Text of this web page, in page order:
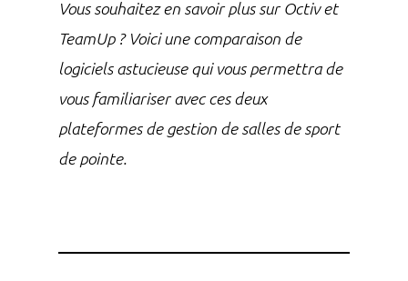
Vous souhaitez en savoir plus sur Octiv et
TeamUp ? Voici une comparaison de
logiciels astucieuse qui vous permettra de
vous familiariser avec ces deux
plateformes de gestion de salles de sport
de pointe.